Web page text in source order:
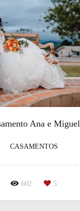
Ana e Miguel
CASAMENTOS
602 5